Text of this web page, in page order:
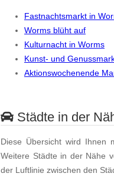
Fastnachtsmarkt in
Worms blüht auf
Kulturnacht in Worms
Kunst- und
Aktionswochenende
Städte in der
Diese Übersicht wird Ihnen
Weitere Städte in der Nähe
der Luftlinie zwischen den